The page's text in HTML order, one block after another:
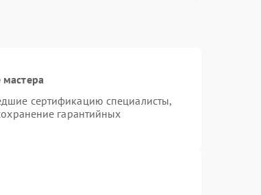
сертификацию специалисты,
гарантийных